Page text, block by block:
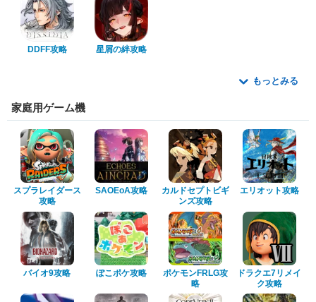
DDFF攻略 星屑の絆攻略
もっとみる
家庭用ゲーム機
スプラレイダース
攻略
SAOEoA攻略
カルドセプトビギ
ンズ攻略
エリオット攻略
バイオ9攻略 ぽこポケ攻略
ポケモンFRLG攻
略
ドラクエ7リメイ
ク攻略